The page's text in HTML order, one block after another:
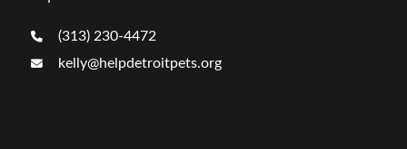
(313) 230-4472
kelly@helpdetroitpets.org